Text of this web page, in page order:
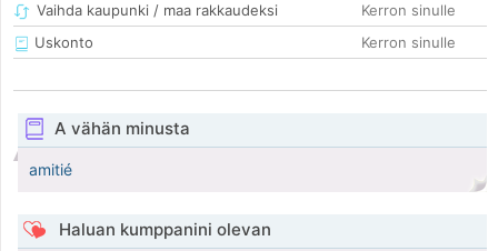
Vaihda kaupunki / maa rakkaudeksi
Kerron sinulle
Uskonto
Kerron sinulle
A vähän minusta
amitié
Haluan kumppanini olevan